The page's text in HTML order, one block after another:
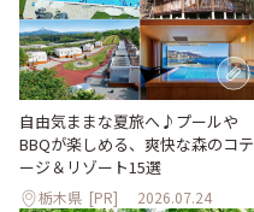
自由気ままな夏旅へ♪プールや
BBQが楽しめる、爽快な森のコテ
ージ＆リゾート15選
栃木県 [PR] 2026.07.24